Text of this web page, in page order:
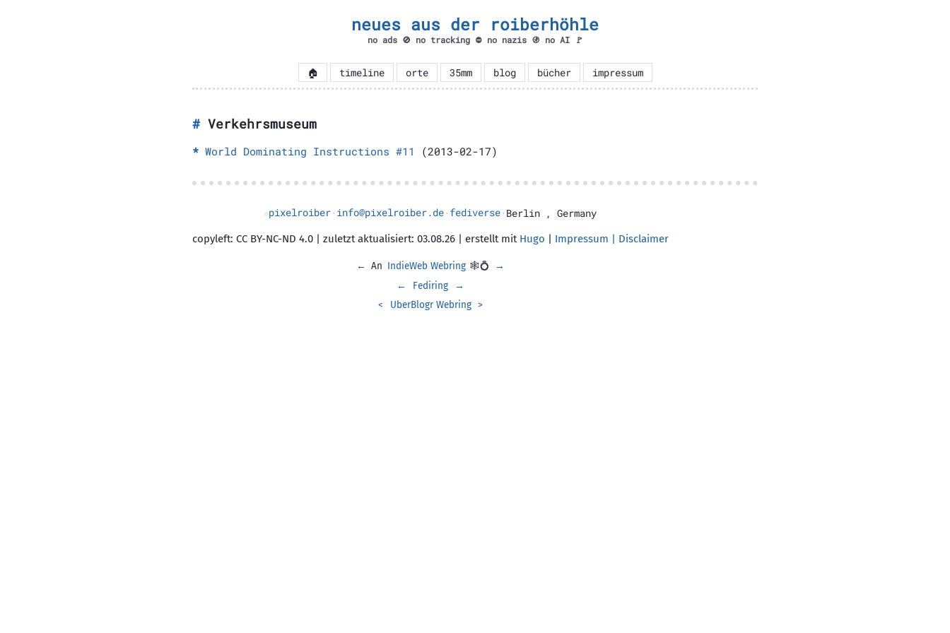
neues aus der roiberhöhle
no ads 🚫 no tracking ⛔ no nazis 🚯 no AI 🚩
🏠 timeline orte 35mm blog bücher impressum
Verkehrsmuseum
World Dominating Instructions #11 (2013-02-17)
pixelroiber· info@pixelroiber.de· fediverse· Berlin , Germany
copyleft: CC BY-NC-ND 4.0 | zuletzt aktualisiert: 03.08.26 | erstellt mit Hugo | Impressum | Disclaimer
← An IndieWeb Webring 🕸💍
→
←
Fediring
→
<
UberBlogr Webring >